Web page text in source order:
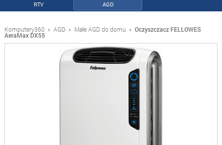
RTV AGD
Komputery360 › AGD › Małe AGD do domu › Oczyszczacz FELLOWES
AeraMax DX55